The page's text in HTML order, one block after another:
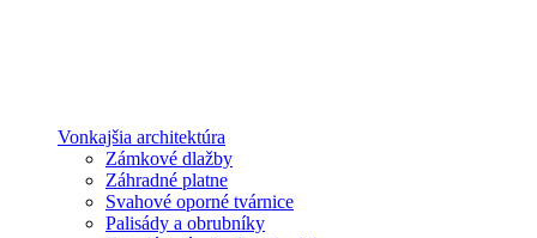
Vonkajšia architektúra
Zámkové dlažby
Záhradné platne
Svahové oporné tvárnice
Palisády a obrubníky